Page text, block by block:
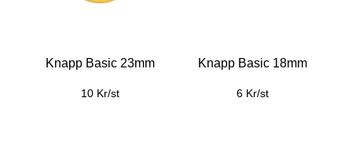
Knapp Basic 23mm
10 Kr/st
Knapp Basic 18mm
6 Kr/st